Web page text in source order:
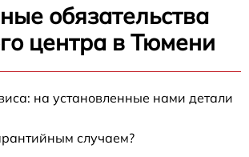
обязательства
центра в Тюмени
на установленные нами детали
случаем?